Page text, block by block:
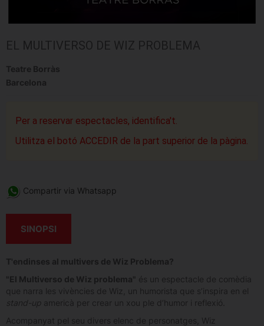
EL MULTIVERSO DE WIZ PROBLEMA
Teatre Borràs
Barcelona
Per a reservar espectacles, identifica't.
Utilitza el botó ACCEDIR de la part superior de la pàgina.
Compartir via Whatsapp
SINOPSI
T'endinses al multivers de Wiz Problema?
"El Multiverso de Wiz problema" és un espectacle de comèdia
que narra les vivències de Wiz, un humorista que s’inspira en el
stand-up americà per crear un xou ple d’humor i reflexió.
Acompanyat pel seu divers elenc de personatges, Wiz